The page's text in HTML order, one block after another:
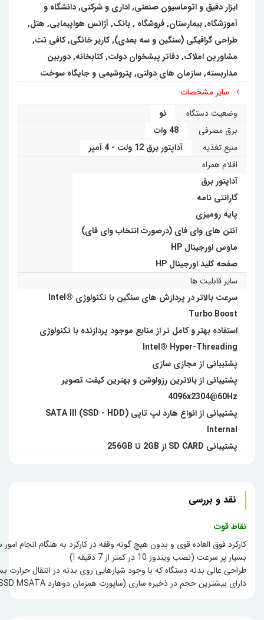
ابزار دقیق و اتوماسیون صنعتی,اداری و شرکتی,دانشگاه و
آموزشگاه,بیمارستان,فروشگاه ,بانک,آژانس هواپیمایی, هتل,
طراحی گرافیکی (سنگین و سه بعدی),کاربر خانگی,کافی نت,
مشاورین املاک, دفاتر پیشخوان دولت, کتابخانه,دوربین
مداربسته,سازمان های دولتی, پتروشیمی و جایگاه سوخت
سایر مشخصات
وضعیت دستگاه
نو
برق مصرفی
48 وات
منبع تغذیه
آداپتور برق 12 ولت - 4 آمپر
اقلام همراه
آداپتور برق
گارانتی نامه
پایه رومیزی
آنتن های وای فای (درصورت انتخاب وای فای)
ماوس اورجینال HP
صفحه کلید اورجینال HP
سایر قابلیت ها
سرعت بالاتر در پردازش های سنگین با تکنولوژی Intel®
Turbo Boost
استفاده بهتر و کامل تر از منابع موجود پردازنده با تکنولوژی
Intel® Hyper-Threading
پشتیبانی از مجازی سازی
پشتیبانی از بالاترین رزولوشن و بهترین کیفت تصویر
4096x2304@60Hz
پشتیبانی از انواع هارد لپ تاپی SATA III (SSD - HDD)
Internal
پشتیبانی SD CARD از 2GB تا 256GB
نقد و بررسی
نقاط قوت
کارکرد فوق العاده قوی و بدون هیچ گونه وقفه در کارکرد به هنگام انجام
بسیار پر سرعت (نصب ویندوز 10 در کمتر از 7 دقیقه !)
طراحی عالی بدنه دستگاه که با وجود شیارهایی روی بدنه در انتقال حرارت
دارای بیشترین حجم در ذخیره سازی (ساپورت همزمان دوهارد SSD MSATA و دو پورت SATA3 و مموری SD CARD)